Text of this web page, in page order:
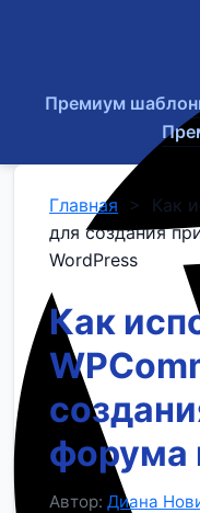
Премиум
Главная > Как
для создания
WordPress
Как
форума
Автор: Диана